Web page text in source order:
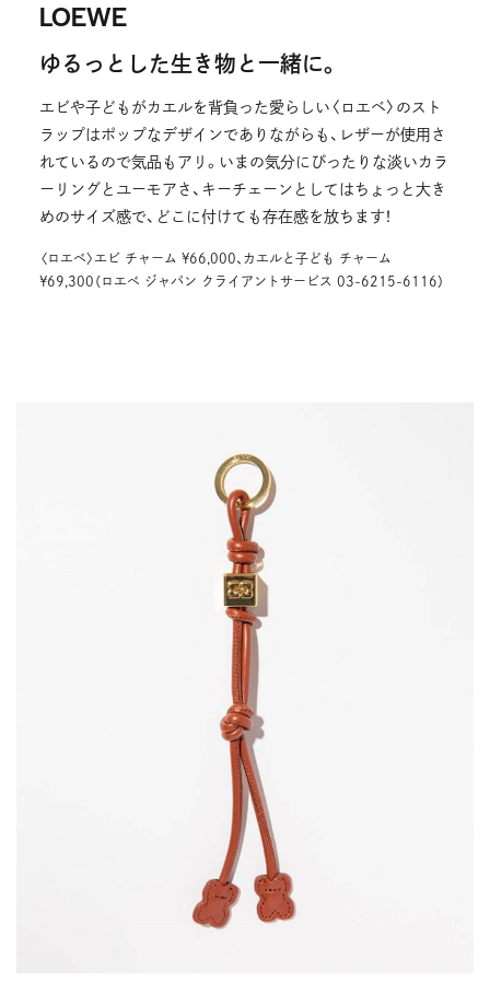
LOEWE
ゆるっとした生き物と一緒に。
エビや子どもがカエルを背負った愛らしい〈ロエベ〉のスト
ラップはポップなデザインでありながらも、レザーが使用さ
れているので気品もアリ。いまの気分にぴったりな淡いカラ
ーリングとユーモアさ、キーチェーンとしてはちょっと大き
めのサイズ感で、どこに付けても存在感を放ちます！
〈ロエベ〉エビ チャーム ¥66,000、カエルと子ども チャーム
¥69,300（ロエベ ジャパン クライアントサービス 03-6215-6116）